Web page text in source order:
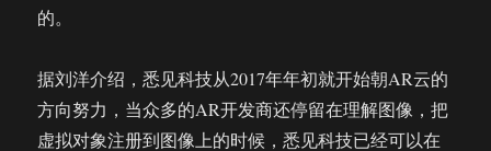
的。
据刘洋介绍，悉见科技从2017年年初就开始朝AR云的
方向努力，当众多的AR开发商还停留在理解图像，把
虚拟对象注册到图像上的时候，悉见科技已经可以在